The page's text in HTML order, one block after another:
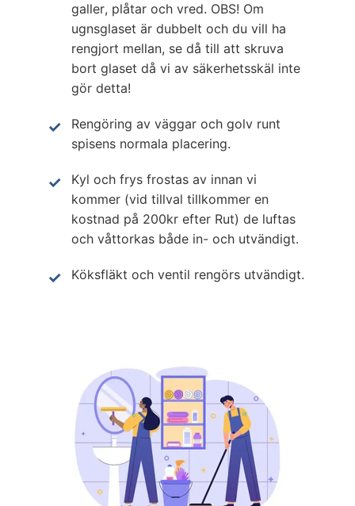
galler, plåtar och vred. OBS! Om
ugnsglaset är dubbelt och du vill ha
rengjort mellan, se då till att skruva
bort glaset då vi av säkerhetsskäl inte
gör detta!
Rengöring av väggar och golv runt
spisens normala placering.
Kyl och frys frostas av innan vi
kommer (vid tillval tillkommer en
kostnad på 200kr efter Rut) de luftas
och våttorkas både in- och utvändigt.
Köksfläkt och ventil rengörs utvändigt.